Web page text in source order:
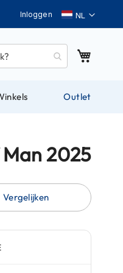
Taal
Inloggen
Outlet
2025
Vergelijken